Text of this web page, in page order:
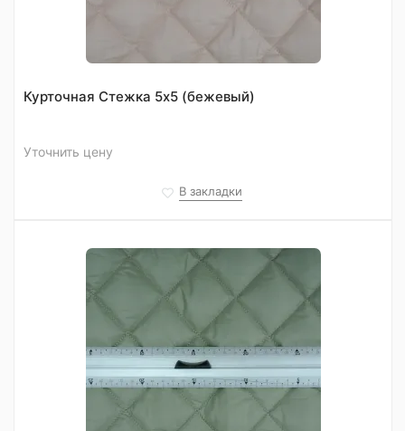
Курточная Стежка 5х5 (бежевый)
Уточнить цену
В закладки